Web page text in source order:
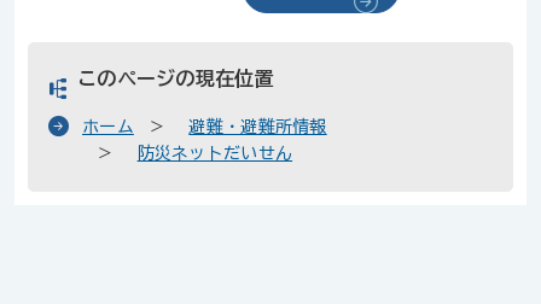
このページの現在位置
ホーム
避難・避難所情報
防災ネットだいせん